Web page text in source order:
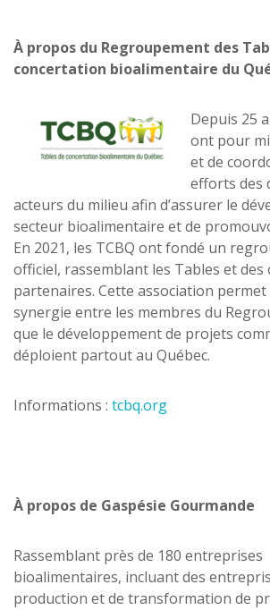
À propos du Regroupement des
concertation bioalimentaire du
Depuis 25
ont pour
et de
efforts des
acteurs du milieu afin d’assurer le
secteur bioalimentaire et de
En 2021, les TCBQ ont fondé un
officiel, rassemblant les Tables et des
partenaires. Cette association permet
synergie entre les membres du
que le développement de projets
déploient partout au Québec.
Informations : tcbq.org
À propos de Gaspésie Gourmande
Rassemblant près de 180 entreprises
bioalimentaires, incluant des
production et de transformation de